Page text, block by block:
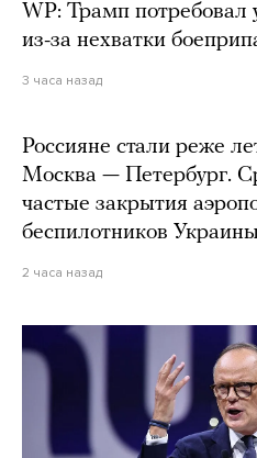
WP: Трамп потребовал
из-за нехватки
3 часа назад
Россияне стали реже
Москва — Петербург.
частые закрытия
беспилотников
2 часа назад